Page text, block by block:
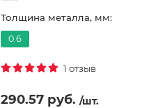
Толщина металла, мм:
0.6
1 отзыв
290.57 руб. /шт.